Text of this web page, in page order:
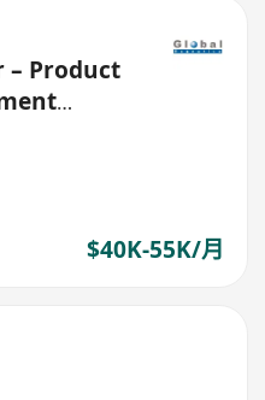
– Product
$40K-55K/月